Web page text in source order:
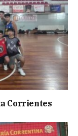
Corrientes